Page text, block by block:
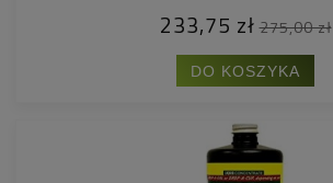
233,75 zł 275,00 zł
DO KOSZYKA